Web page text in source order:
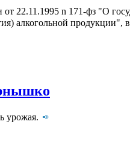
22.11.1995 n 171-фз "О
алкогольной продукции",
урожая.